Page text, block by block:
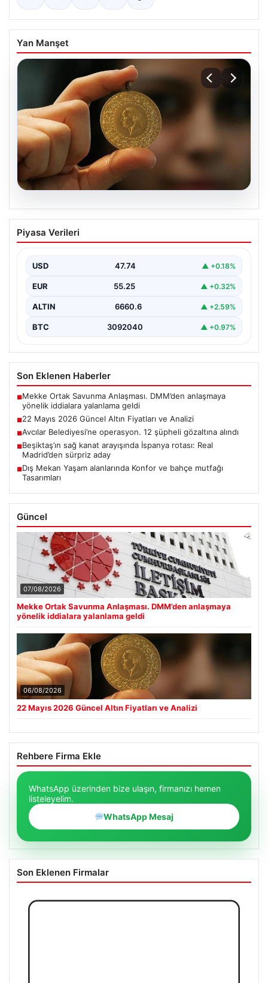
Yan Manşet
06.08.2026
22 Mayıs 2026 Güncel Altın Fiyatları ve
Analizi
hareketlilik yatırımcıların ve ilgili piyasa uzmanlarının
en…
Piyasa Verileri
USD 47.74 ▲ +0.18%
EUR 55.25 ▲ +0.32%
ALTIN 6660.6 ▲ +2.59%
BTC 3092040 ▲ +0.97%
Son Eklenen Haberler
■Mekke Ortak Savunma Anlaşması. DMM’den anlaşmaya
yönelik iddialara yalanlama geldi
■22 Mayıs 2026 Güncel Altın Fiyatları ve Analizi
■Avcılar Belediyesi’ne operasyon. 12 şüpheli gözaltına alındı
■Beşiktaş’ın sağ kanat arayışında İspanya rotası: Real
Madrid’den sürpriz aday
■Dış Mekan Yaşam alanlarında Konfor ve bahçe mutfağı
Tasarımları
Güncel
07/08/2026
Mekke Ortak Savunma Anlaşması. DMM’den anlaşmaya
yönelik iddialara yalanlama geldi
06/08/2026
22 Mayıs 2026 Güncel Altın Fiyatları ve Analizi
Rehbere Firma Ekle
WhatsApp üzerinden bize ulaşın, firmanızı hemen
listeleyelim.
WhatsApp Mesaj
Son Eklenen Firmalar